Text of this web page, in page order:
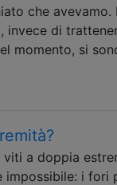
che
invece di
momento, si
a doppia
impossibile: i